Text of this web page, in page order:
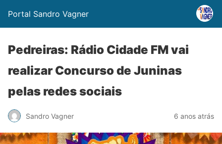
Portal Sandro Vagner
Pedreiras: Rádio Cidade FM vai
realizar Concurso de Juninas
pelas redes sociais
Sandro Vagner 6 anos atrás